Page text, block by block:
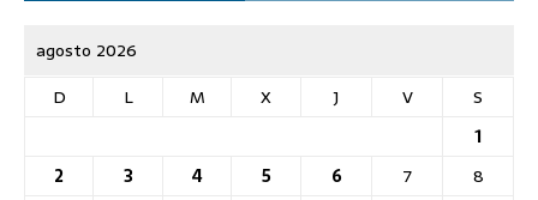
agosto 2026
D
L M X J V
S
1
2
3 4 5 6 7
8